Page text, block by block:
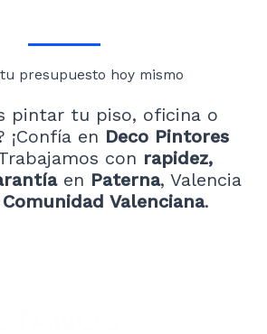
presupuesto hoy mismo
pintar tu piso, oficina o
¡Confía en Deco Pintores
con rapidez,
en Paterna, Valencia
Comunidad Valenciana.